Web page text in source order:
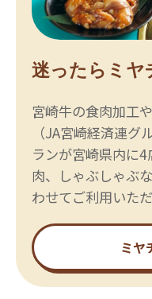
迷ったらミヤ
宮崎牛の食肉加工
（JA宮崎経済連
ランが宮崎県内に
肉、しゃぶしゃぶ
わせてご利用いた
ミヤ